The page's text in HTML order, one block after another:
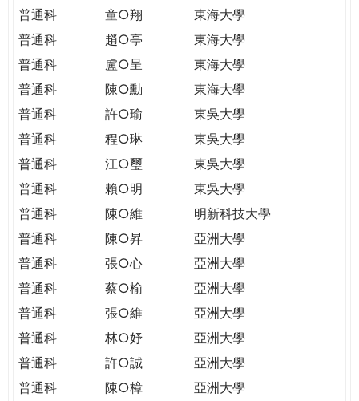
普通科
童○翔
東海大學
普通科
趙○亭
東海大學
普通科
盧○呈
東海大學
普通科
陳○勳
東海大學
普通科
許○瑜
東吳大學
普通科
程○琳
東吳大學
普通科
江○璽
東吳大學
普通科
賴○明
東吳大學
普通科
陳○維
明新科技大學
普通科
陳○昇
亞洲大學
普通科
張○心
亞洲大學
普通科
蔡○榆
亞洲大學
普通科
張○維
亞洲大學
普通科
林○妤
亞洲大學
普通科
許○誠
亞洲大學
普通科
陳○樟
亞洲大學